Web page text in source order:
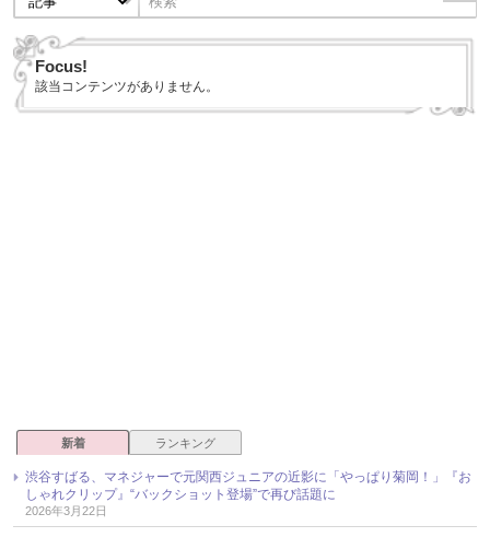
Focus!
該当コンテンツがありません。
新着 ランキング
渋谷すばる、マネジャーで元関西ジュニアの近影に「やっぱり菊岡！」『お
しゃれクリップ』“バックショット登場”で再び話題に
2026年3月22日